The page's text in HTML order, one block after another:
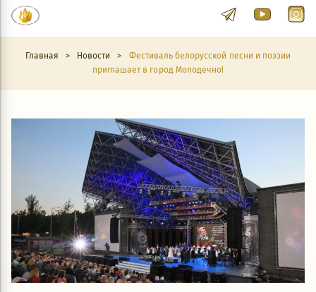
Главная > Новости >
Фестиваль белорусской песни и поэзии
приглашает в город Молодечно!